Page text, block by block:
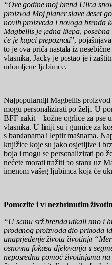
“Ove godine moj brend Ulica
proizvod Moj planer slave deset
novih proizvoda i novoga brenda
Magbellis je jedna lijepa,
će je kupci prepoznati”,
to je ova priča nastala iz
vlasnika, Jacky je postao je i
udomljene ljubimce.
Najpopularniji Magbellis proizvod
mogu personalizirati po želji. U
BFF nakit – kožne ogrlice za pse
vlasnika. U liniji su i gumice za
s bandanama i leptir mašnama.
knjižice koje su jako osjetljive i
boja i mogu se personalizirati po
nećete morati tražiti po stanu uz
imenom vašeg ljubimca koja će
Pomozite i vi nezbrinutim
“U samu srž brenda utkali smo i
prodanog proizvoda dio prihoda
unaprjeđenje života životinja
osnovna fokusa djelovanja u
neposredna pomoć životinjama